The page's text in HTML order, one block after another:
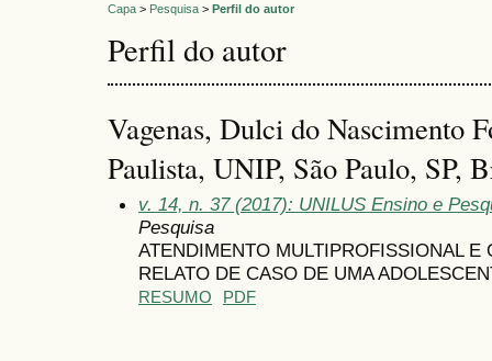
Capa > Pesquisa > Perfil do autor
Perfil do autor
Vagenas, Dulci do Nascimento
Paulista, UNIP, São Paulo, SP,
v. 14, n. 37 (2017): UNILUS Ensino e
Pesquisa
ATENDIMENTO MULTIPROFISSIONAL
RELATO DE CASO DE UMA
RESUMO PDF